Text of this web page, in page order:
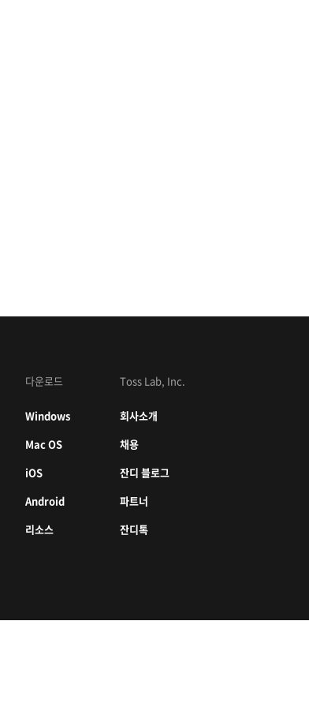
다운로드
Windows
Mac OS
iOS
Android
리소스
Toss Lab, Inc.
회사소개
채용
잔디 블로그
파트너
잔디톡